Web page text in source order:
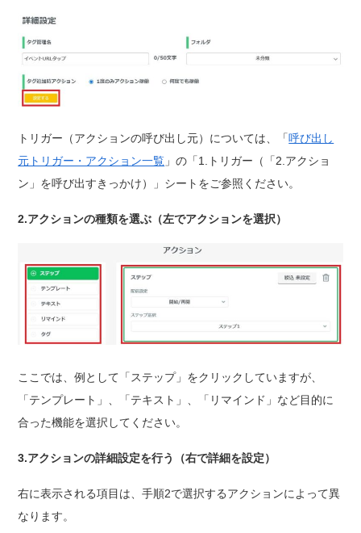
トリガー（アクションの呼び出し元）については、「呼び出し
元トリガー・アクション一覧 」の「1.トリガー（「2.アクショ
ン」を呼び出すきっかけ）」シートをご参照ください。
2.アクションの種類を選ぶ（左でアクションを選択）
ここでは、例として「ステップ」をクリックしていますが、
「テンプレート」、「テキスト」、「リマインド」など目的に
合った機能を選択してください。
3.アクションの詳細設定を行う（右で詳細を設定）
右に表示される項目は、手順2で選択するアクションによって異
なります。